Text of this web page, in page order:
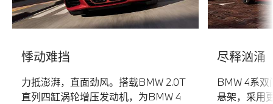
悸动难挡
力抵澎湃，直面劲风。搭载BMW 2.0T
直列四缸涡轮增压发动机，为BMW 4
尽释汹涌
BMW 4系
悬架，采用